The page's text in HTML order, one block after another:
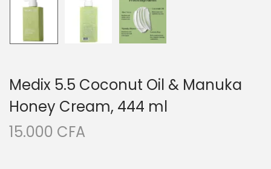
Medix 5.5 Coconut Oil & Manuka
Honey Cream, 444 ml
15.000 CFA